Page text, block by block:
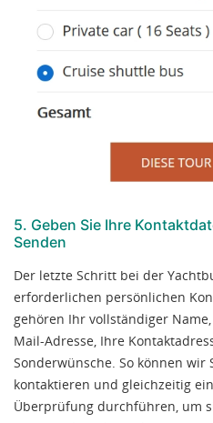
5. Geben Sie Ihre
Senden
Der letzte Schritt bei der
erforderlichen persönlichen
gehören Ihr vollständiger
Mail-Adresse, Ihre
Sonderwünsche. So können wir
kontaktieren und gleichzeitig
Überprüfung durchführen, um